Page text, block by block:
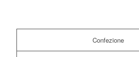
Confezione